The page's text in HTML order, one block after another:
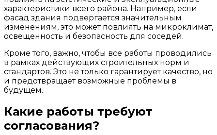
характеристики всего района. Например, если
фасад здания подвергается значительным
изменениям, это может повлиять на микроклимат,
освещенность и безопасность для соседей.
Кроме того, важно, чтобы все работы проводились
в рамках действующих строительных норм и
стандартов. Это не только гарантирует качество, но
и предотвращает возможные проблемы в
будущем.
Какие работы требуют
согласования?